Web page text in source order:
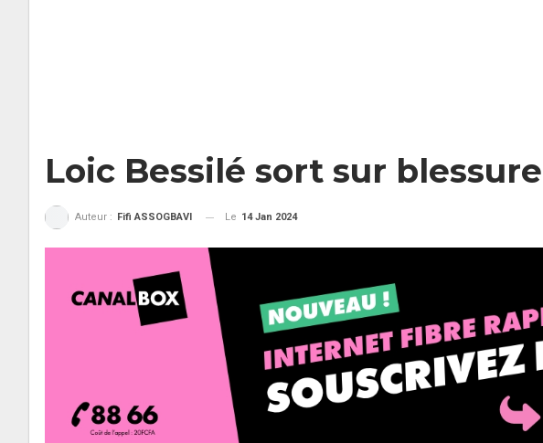
Loic Bessilé sort sur
Auteur : Fifi ASSOGBAVI Le 14 Jan 2024